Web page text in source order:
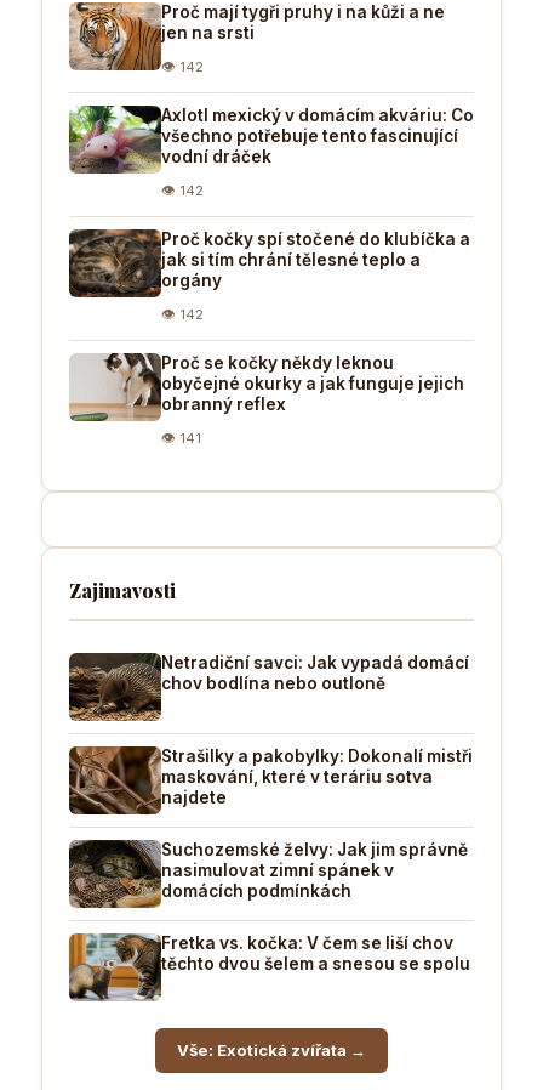
Proč mají tygři pruhy i na kůži a ne
jen na srsti
👁 142
Axlotl mexický v domácím akváriu: Co
všechno potřebuje tento fascinující
vodní dráček
👁 142
Proč kočky spí stočené do klubíčka a
jak si tím chrání tělesné teplo a
orgány
👁 142
Proč se kočky někdy leknou
obyčejné okurky a jak funguje jejich
obranný reflex
👁 141
Zajimavosti
Netradiční savci: Jak vypadá domácí
chov bodlína nebo outloně
Strašilky a pakobylky: Dokonalí mistři
maskování, které v teráriu sotva
najdete
Suchozemské želvy: Jak jim správně
nasimulovat zimní spánek v
domácích podmínkách
Fretka vs. kočka: V čem se liší chov
těchto dvou šelem a snesou se spolu
Vše: Exotická zvířata →